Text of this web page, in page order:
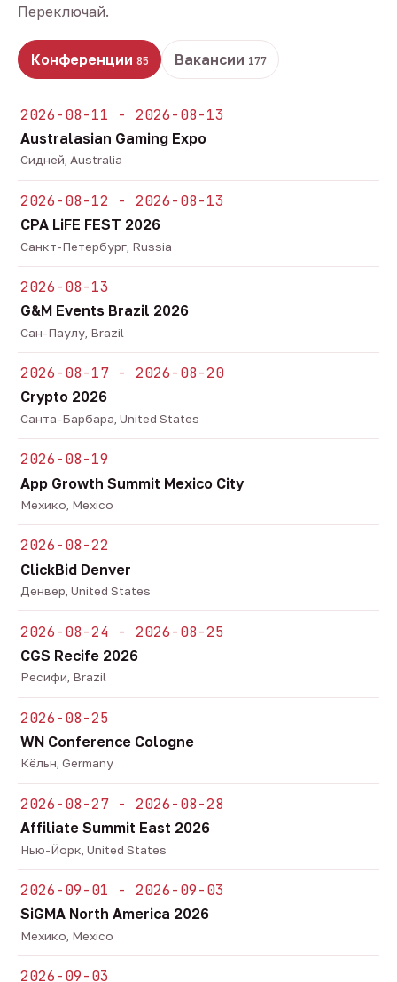
Переключай.
Конференции 85 Вакансии 177
2026-08-11 - 2026-08-13
Australasian Gaming Expo
Сидней, Australia
2026-08-12 - 2026-08-13
CPA LiFE FEST 2026
Санкт-Петербург, Russia
2026-08-13
G&M Events Brazil 2026
Сан-Паулу, Brazil
2026-08-17 - 2026-08-20
Crypto 2026
Санта-Барбара, United States
2026-08-19
App Growth Summit Mexico City
Мехико, Mexico
2026-08-22
ClickBid Denver
Денвер, United States
2026-08-24 - 2026-08-25
CGS Recife 2026
Ресифи, Brazil
2026-08-25
WN Conference Cologne
Кёльн, Germany
2026-08-27 - 2026-08-28
Affiliate Summit East 2026
Нью-Йорк, United States
2026-09-01 - 2026-09-03
SiGMA North America 2026
Мехико, Mexico
2026-09-03